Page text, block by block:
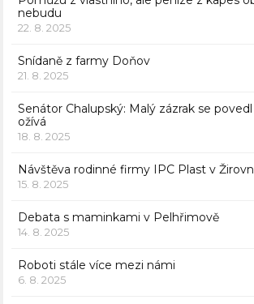
nebudu
22. 8. 2025
Snídaně z farmy Doňov
21. 8. 2025
Senátor Chalupský: Malý zázrak se
ožívá
18. 8. 2025
Návštěva rodinné firmy IPC Plast v
15. 8. 2025
Debata s maminkami v Pelhřimově
14. 8. 2025
Roboti stále více mezi námi
6. 8. 2025